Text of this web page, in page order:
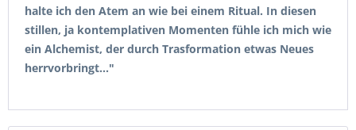
halte ich den Atem an wie bei einem Ritual. In diesen
stillen, ja kontemplativen Momenten fühle ich mich wie
ein Alchemist, der durch Trasformation etwas Neues
herrvorbringt..."